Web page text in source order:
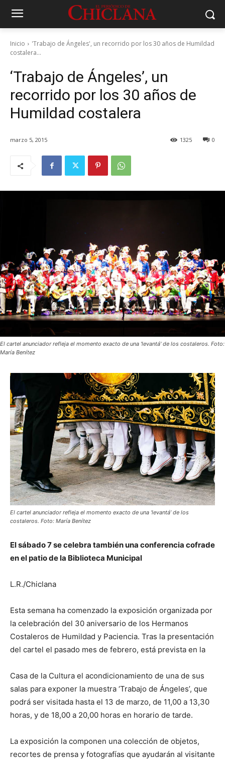
Inicio
'Trabajo de Ángeles', un recorrido por los 30 años de Humildad
costalera...
‘Trabajo de Ángeles’, un
recorrido por los 30 años de
Humildad costalera
marzo 5, 2015 0
1325
El cartel anunciador refleja el momento exacto de una 'levantá' de los costaleros. Foto:
María Benítez
El cartel anunciador refleja el momento exacto de una ‘levantá’ de los
costaleros. Foto: María Benítez
El sábado 7 se celebra también una conferencia cofrade
en el patio de la Biblioteca Municipal
L.R./Chiclana
Esta semana ha comenzado la exposición organizada por
la celebración del 30 aniversario de los Hermanos
Costaleros de Humildad y Paciencia. Tras la presentación
del cartel el pasado mes de febrero, está prevista en la
Casa de la Cultura el acondicionamiento de una de sus
salas para exponer la muestra ‘Trabajo de Ángeles’, que
podrá ser visitada hasta el 13 de marzo, de 11,00 a 13,30
horas, y de 18,00 a 20,00 horas en horario de tarde.
La exposición la componen una colección de objetos,
recortes de prensa y fotografías que ayudarán al visitante